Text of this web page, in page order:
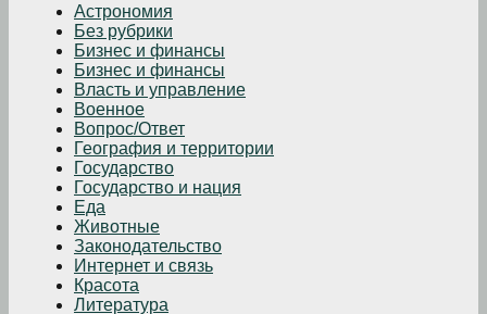
Астрономия
Без рубрики
Бизнеc и финансы
Бизнес и финансы
Власть и управление
Военное
Вопрос/Ответ
География и территории
Государство
Государство и нация
Еда
Животные
Законодательство
Интернет и связь
Красота
Литература